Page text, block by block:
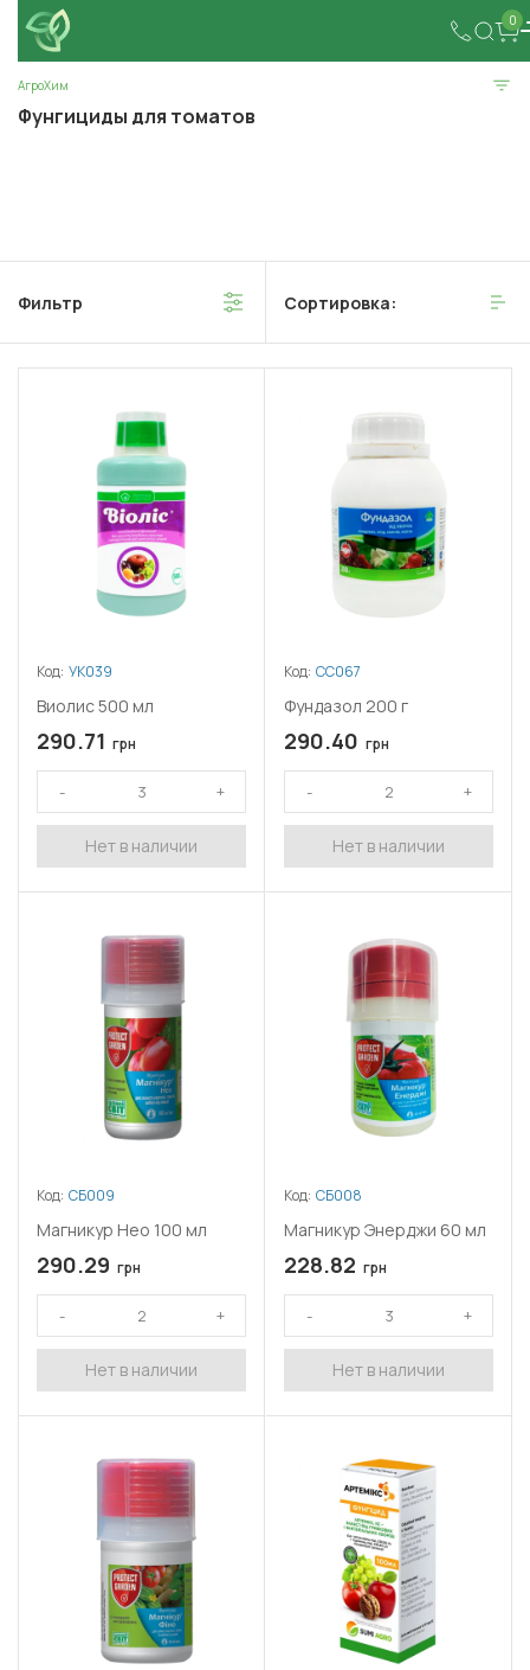
0
АгроХим
Фунгициды для томатов
Фильтр Сортировка:
Код: УК039
Виолис 500 мл
290.71 грн
Нет в наличии
Код: СС067
Фундазол 200 г
290.40 грн
Нет в наличии
Код: СБ009
Магникур Нео 100 мл
290.29 грн
Нет в наличии
Код: СБ008
Магникур Энерджи 60 мл
228.82 грн
Нет в наличии